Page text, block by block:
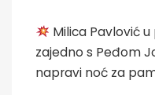
Milica Pavlović
zajedno s Peđom
napravi noć za